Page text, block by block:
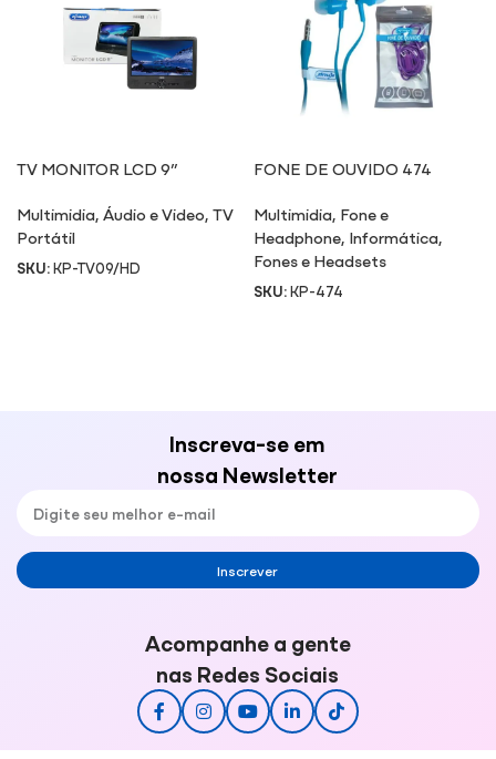
TV MONITOR LCD 9”
Multimidia,Áudio e Video,TV
Portátil
SKU:KP-TV09/HD
FONE DE OUVIDO 474
Multimidia, Fone e
Headphone, Informática,
Fones e Headsets
SKU:KP-474
Inscreva-se em
nossa Newsletter
Inscrever
Acompanhe a gente
nas Redes Sociais